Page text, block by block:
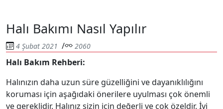
Halı Bakımı Nasıl Yapılır
4 Şubat 2021 / 2060
Halı Bakım Rehberi:
Halınızın daha uzun süre güzelliğini ve dayanıklılığını
koruması için aşağıdaki önerilere uyulması çok önemli
ve gereklidir. Halınız sizin için değerli ve çok özeldir. İyi